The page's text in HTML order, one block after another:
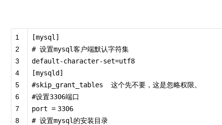
1
2
3
4
5
6
7
8
[mysql]
# 设置mysql客户端默认字符集
default-character-set=utf8
[mysqld]
#skip_grant_tables 这个先不要，这是忽略权限。
#设置3306端口
port= 3306
# 设置mysql的安装目录